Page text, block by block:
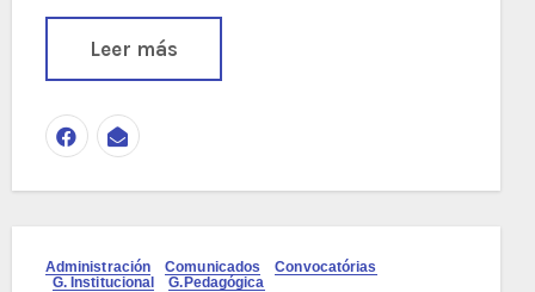
Leer más
Administración Comunicados
Convocatórias
G. Institucional
G.Pedagógica